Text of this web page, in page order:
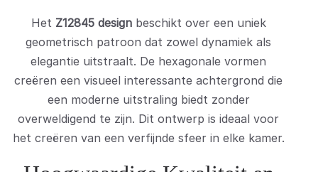
Het Z12845 designbeschikt over een uniek
geometrisch patroon dat zowel dynamiek als
elegantie uitstraalt. De hexagonale vormen
creëren een visueel interessante achtergrond die
een moderne uitstraling biedt zonder
overweldigend te zijn. Dit ontwerp is ideaal voor
het creëren van een verfijnde sfeer in elke kamer.